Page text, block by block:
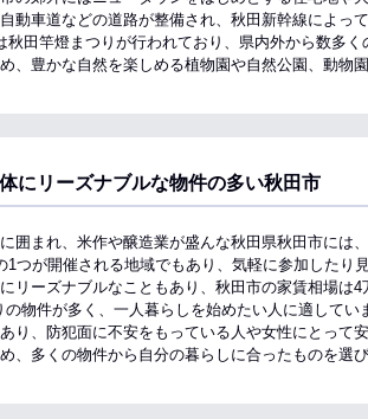
動車道などの道路が整備され、秋田新幹線によっ
秋田竿燈まつりが行われており、県内外から数多
、豊かな自然を楽しめる植物園や自然公園、動物
にリーズナブルな物件の多い秋田市
囲まれ、米作や醸造業が盛んな秋田県秋田市には
1つが開催される地域でもあり、気軽に参加したり
リーズナブルなこともあり、秋田市の家賃相場は
の物件が多く、一人暮らしを始めたい人に適して
り、防犯面に不安をもっている人や女性にとって
、多くの物件から自分の暮らしに合ったものを選